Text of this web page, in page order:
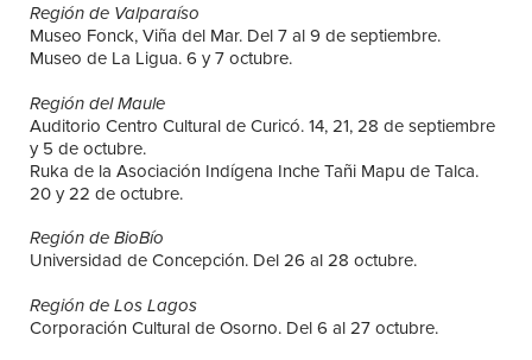
Región de Valparaíso
Museo Fonck, Viña del Mar. Del 7 al 9 de septiembre.
Museo de La Ligua. 6 y 7 octubre.
Región del Maule
Auditorio Centro Cultural de Curicó. 14, 21, 28 de septiembre
y 5 de octubre.
Ruka de la Asociación Indígena Inche Tañi Mapu de Talca.
20 y 22 de octubre.
Región de BioBío
Universidad de Concepción. Del 26 al 28 octubre.
Región de Los Lagos
Corporación Cultural de Osorno. Del 6 al 27 octubre.